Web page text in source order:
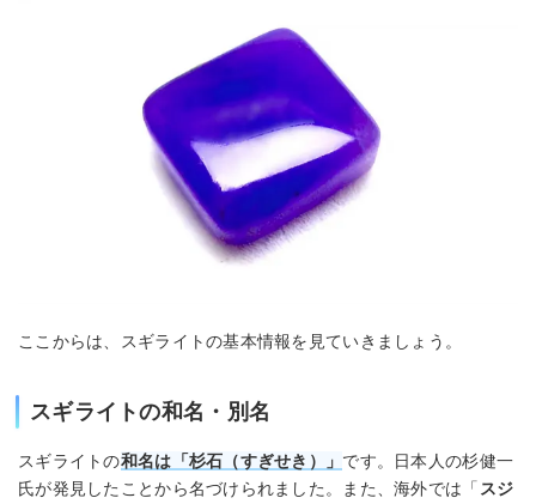
ここからは、スギライトの基本情報を見ていきましょう。
スギライトの和名・別名
スギライトの和名は「杉石（すぎせき）」 です。日本人の杉健一
氏が発見したことから名づけられました。また、海外では「 スジ